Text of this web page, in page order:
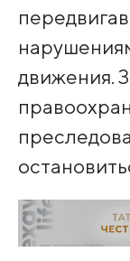
движения.